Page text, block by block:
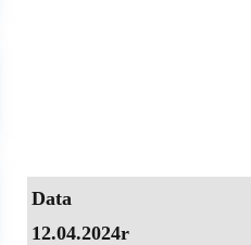
Data
12.04.2024r